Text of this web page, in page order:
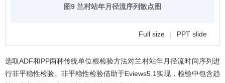
图9 兰村站年月径流序列散点图
Full size | PPT slide
选取ADF和PP两种传统单位根检验方法对兰村站年月径流时间序列进
行非平稳性检验。非平稳性检验借助于Eviews5.1实现，检验中包含趋